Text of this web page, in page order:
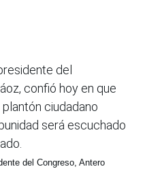
del
confió hoy en que
plantón ciudadano
será escuchado
del Congreso, Antero